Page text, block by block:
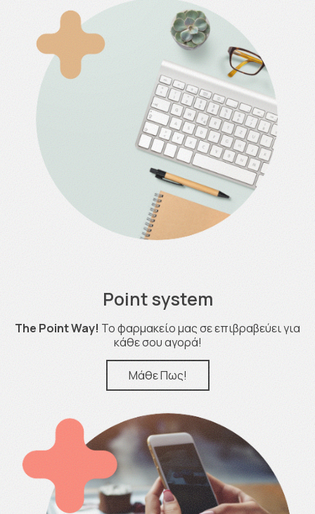
Point system
The Point Way! Το φαρμακείο μας σε επιβραβεύει για
κάθε σου αγορά!
Μάθε Πως!